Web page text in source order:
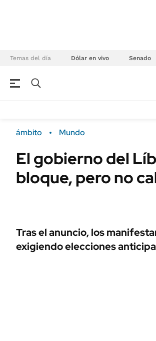
Temas del día Dólar en vivo Senado
Campo
FINANZAS
ÁMBITO DEBATE
MEDIAKIT AMBITO DEBATE
ámbito Mundo
El gobierno del
bloque, pero no
Tras el anuncio, los
exigiendo elecciones